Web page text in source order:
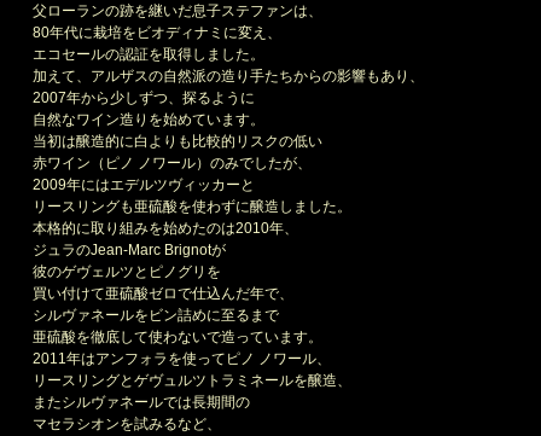
父ローランの跡を継いだ息子ステファンは、
80年代に栽培をビオディナミに変え、
エコセールの認証を取得しました。
加えて、アルザスの自然派の造り手たちからの影響もあり、
2007年から少しずつ、探るように
自然なワイン造りを始めています。
当初は醸造的に白よりも比較的リスクの低い
赤ワイン（ピノ ノワール）のみでしたが、
2009年にはエデルツヴィッカーと
リースリングも亜硫酸を使わずに醸造しました。
本格的に取り組みを始めたのは2010年、
ジュラのJean-Marc Brignotが
彼のゲヴェルツとピノグリを
買い付けて亜硫酸ゼロで仕込んだ年で、
シルヴァネールをビン詰めに至るまで
亜硫酸を徹底して使わないで造っています。
2011年はアンフォラを使ってピノ ノワール、
リースリングとゲヴュルツトラミネールを醸造、
またシルヴァネールでは長期間の
マセラシオンを試みるなど、